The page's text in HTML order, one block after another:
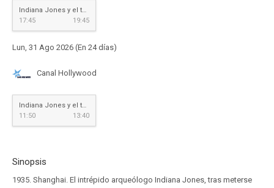
Indiana Jones y el templo maldito
17:45
19:45
Lun, 31 Ago 2026 (En 24 días)
Canal Hollywood
Indiana Jones y el templo maldito
11:50
13:40
Sinopsis
1935. Shanghai. El intrépido arqueólogo Indiana Jones, tras meterse